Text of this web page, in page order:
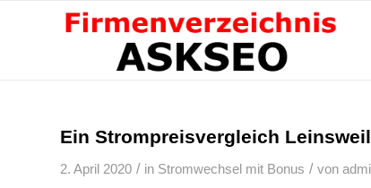
Ein Strompreisvergleich
2. April 2020 / in Stromwechsel mit Bonus / von